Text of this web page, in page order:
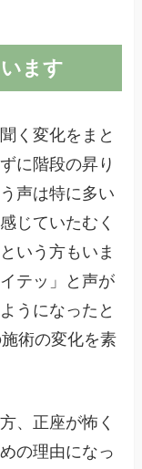
ます
く変化をまと
に階段の昇り
声は特に多い
じていたむく
いう方もいま
テッ」と声が
うになったと
術の変化を素
、正座が怖く
の理由になっ